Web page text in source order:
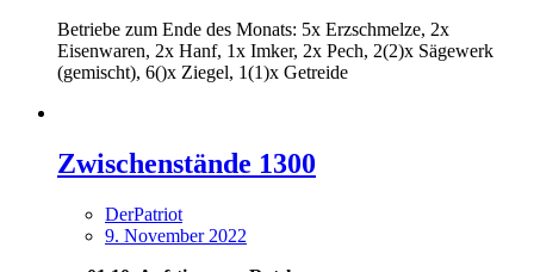
Betriebe zum Ende des Monats: 5x Erzschmelze, 2x
Eisenwaren, 2x Hanf, 1x Imker, 2x Pech, 2(2)x Sägewerk
(gemischt), 6()x Ziegel, 1(1)x Getreide
Zwischenstände 1300
DerPatriot
9. November 2022